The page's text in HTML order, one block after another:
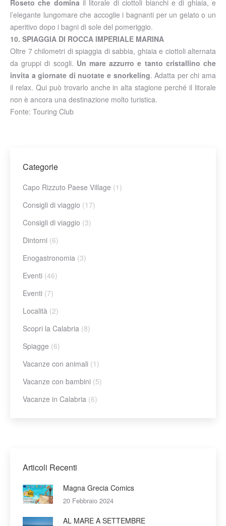
Roseto che domina il litorale di ciottoli bianchi e di ghiaia, e
l’elegante lungomare che accoglie i bagnanti per un gelato o un
aperitivo dopo i bagni di sole del pomeriggio.
10. SPIAGGIA DI ROCCA IMPERIALE MARINA
Oltre 7 chilometri di spiaggia di sabbia, ghiaia e ciottoli alternata
da gruppi di scogli. Un mare azzurro e tanto cristallino che
invita a giornate di nuotate e snorkeling. Adatta per chi ama
il relax. Qui può trovarlo anche in alta stagione perché il litorale
non è ancora una destinazione molto turistica.
Fonte: Touring Club
Categorie
Capo Rizzuto Paese Village (1)
Consigli di viaggio (17)
Consigli di viaggio (3)
Dintorni (6)
Enogastronomia (3)
Eventi (46)
Eventi (7)
Località (2)
Scopri la Calabria (8)
Spiagge (6)
Vacanze con animali (1)
Vacanze con bambini (5)
Vacanze in Calabria (6)
Articoli Recenti
Magna Grecia Comics
20 Febbraio 2024
AL MARE A SETTEMBRE